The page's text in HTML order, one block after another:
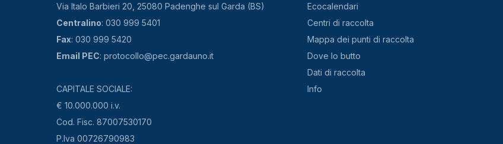
Via Italo Barbieri 20, 25080 Padenghe sul Garda (BS)
Centralino: 030 999 5401
Fax: 030 999 5420
Email PEC: protocollo@pec.gardauno.it
CAPITALE SOCIALE:
€ 10.000.000 i.v.
Cod. Fisc. 87007530170
P.Iva 00726790983
Ecocalendari
Centri di raccolta
Mappa dei punti di raccolta
Dove lo butto
Dati di raccolta
Info